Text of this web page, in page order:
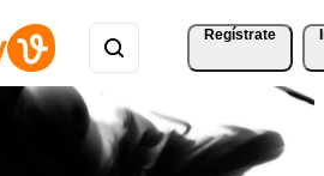
Regístrate